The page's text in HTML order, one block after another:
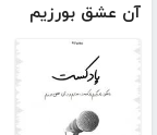
آن عشق بورزیم